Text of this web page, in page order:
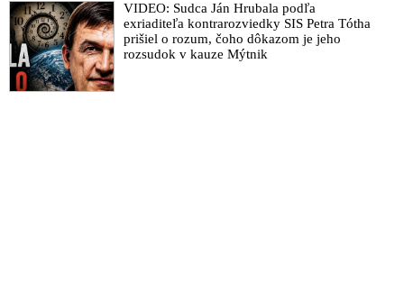
VIDEO: Sudca Ján Hrubala podľa
exriaditeľa kontrarozviedky SIS Petra Tótha
prišiel o rozum, čoho dôkazom je jeho
rozsudok v kauze Mýtnik